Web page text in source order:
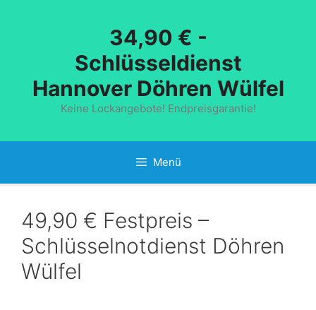
34,90 € -
Schlüsseldienst
Hannover Döhren Wülfel
Keine Lockangebote! Endpreisgarantie!
Menü
49,90 € Festpreis –
Schlüsselnotdienst Döhren
Wülfel